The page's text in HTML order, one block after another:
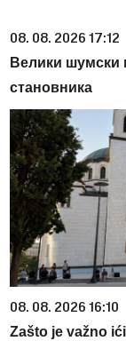
08. 08. 2026 17:12
Велики шумски
становника
08. 08. 2026 16:10
Zašto je važno